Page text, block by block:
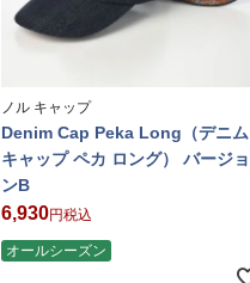
ノル キャップ
Denim Cap Peka Long（デニム
キャップ ペカ ロング） バージョ
ンB
6,930 税込
オールシーズン